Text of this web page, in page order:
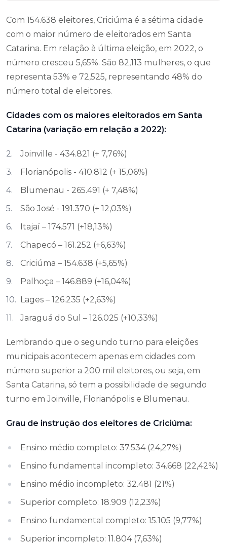
Com 154.638 eleitores, Criciúma é a sétima cidade
com o maior número de eleitorados em Santa
Catarina. Em relação à última eleição, em 2022, o
número cresceu 5,65%. São 82,113 mulheres, o que
representa 53% e 72,525, representando 48% do
número total de eleitores.
Cidades com os maiores eleitorados em Santa
Catarina (variação em relação a 2022):
Joinville - 434.821 (+ 7,76%)
Florianópolis - 410.812 (+ 15,06%)
Blumenau - 265.491 (+ 7,48%)
São José - 191.370 (+ 12,03%)
Itajaí – 174.571 (+18,13%)
Chapecó – 161.252 (+6,63%)
Criciúma – 154.638 (+5,65%)
Palhoça – 146.889 (+16,04%)
Lages – 126.235 (+2,63%)
Jaraguá do Sul – 126.025 (+10,33%)
Lembrando que o segundo turno para eleições
municipais acontecem apenas em cidades com
número superior a 200 mil eleitores, ou seja, em
Santa Catarina, só tem a possibilidade de segundo
turno em Joinville, Florianópolis e Blumenau.
Grau de instrução dos eleitores de Criciúma:
Ensino médio completo: 37.534 (24,27%)
Ensino fundamental incompleto: 34.668 (22,42%)
Ensino médio incompleto: 32.481 (21%)
Superior completo: 18.909 (12,23%)
Ensino fundamental completo: 15.105 (9,77%)
Superior incompleto: 11.804 (7,63%)